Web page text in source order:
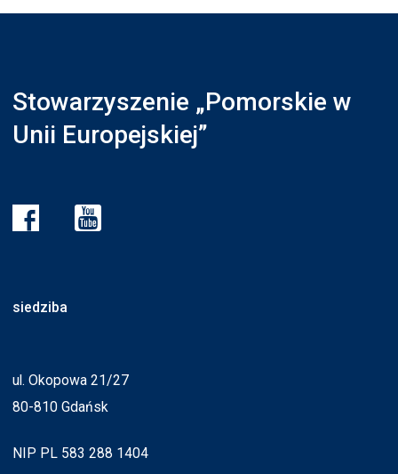
Stowarzyszenie „Pomorskie w
Unii Europejskiej”
siedziba
ul. Okopowa 21/27
80-810 Gdańsk
NIP PL 583 288 1404